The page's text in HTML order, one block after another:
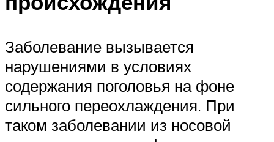
Заболевание вызывается
нарушениями в условиях
содержания поголовья на фоне
сильного переохлаждения. При
таком заболевании из носовой